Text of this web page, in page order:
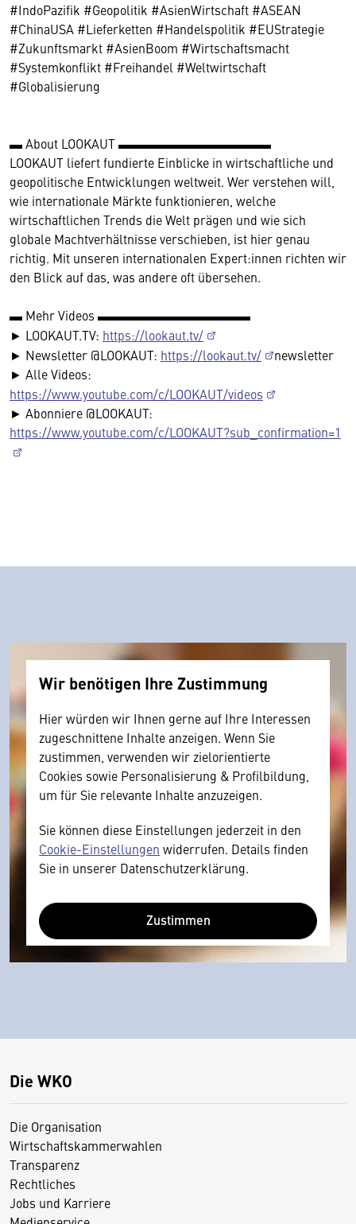
#IndoPazifik #Geopolitik #AsienWirtschaft #ASEAN
#ChinaUSA #Lieferketten #Handelspolitik #EUStrategie
#Zukunftsmarkt #AsienBoom #Wirtschaftsmacht
#Systemkonflikt #Freihandel #Weltwirtschaft
#Globalisierung
▬ About LOOKAUT ▬▬▬▬▬▬▬▬▬▬▬▬
LOOKAUT liefert fundierte Einblicke in wirtschaftliche und
geopolitische Entwicklungen weltweit. Wer verstehen will,
wie internationale Märkte funktionieren, welche
wirtschaftlichen Trends die Welt prägen und wie sich
globale Machtverhältnisse verschieben, ist hier genau
richtig. Mit unseren internationalen Expert:innen richten wir
den Blick auf das, was andere oft übersehen.
▬ Mehr Videos ▬▬▬▬▬▬▬▬▬▬▬▬
► LOOKAUT.TV: https://lookaut.tv/
► Newsletter @LOOKAUT: https://lookaut.tv/
newsletter
► Alle Videos:
https://www.youtube.com/c/LOOKAUT/videos
► Abonniere @LOOKAUT:
https://www.youtube.com/c/LOOKAUT?sub_confirmation=1
Wir benötigen Ihre Zustimmung
Hier würden wir Ihnen gerne auf Ihre Interessen
zugeschnittene Inhalte anzeigen. Wenn Sie
zustimmen, verwenden wir zielorientierte
Cookies sowie Personalisierung & Profilbildung,
um für Sie relevante Inhalte anzuzeigen.
Sie können diese Einstellungen jederzeit in den
Cookie-Einstellungen widerrufen. Details finden
Sie in unserer Datenschutzerklärung.
Zustimmen
Die WKO
Die Organisation
Wirtschaftskammerwahlen
Transparenz
Rechtliches
Jobs und Karriere